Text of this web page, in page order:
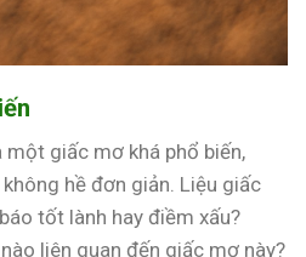
một giấc mơ khá phổ biến,
hề đơn giản. Liệu giấc
tốt lành hay điềm xấu?
liên quan đến giấc mơ này?